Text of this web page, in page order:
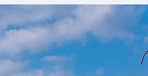
キガタリ